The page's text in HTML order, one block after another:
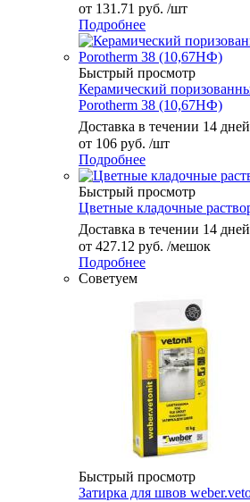
от 131.71 руб. /шт
Подробнее
Быстрый просмотр
Керамический
Porotherm 38 (10,67НФ)
Доставка в течении 14 дней
от 106 руб. /шт
Подробнее
Быстрый просмотр
Цветные кладочные
Доставка в течении 14 дней
от 427.12 руб. /мешок
Подробнее
Советуем
Быстрый просмотр
Затирка для швов